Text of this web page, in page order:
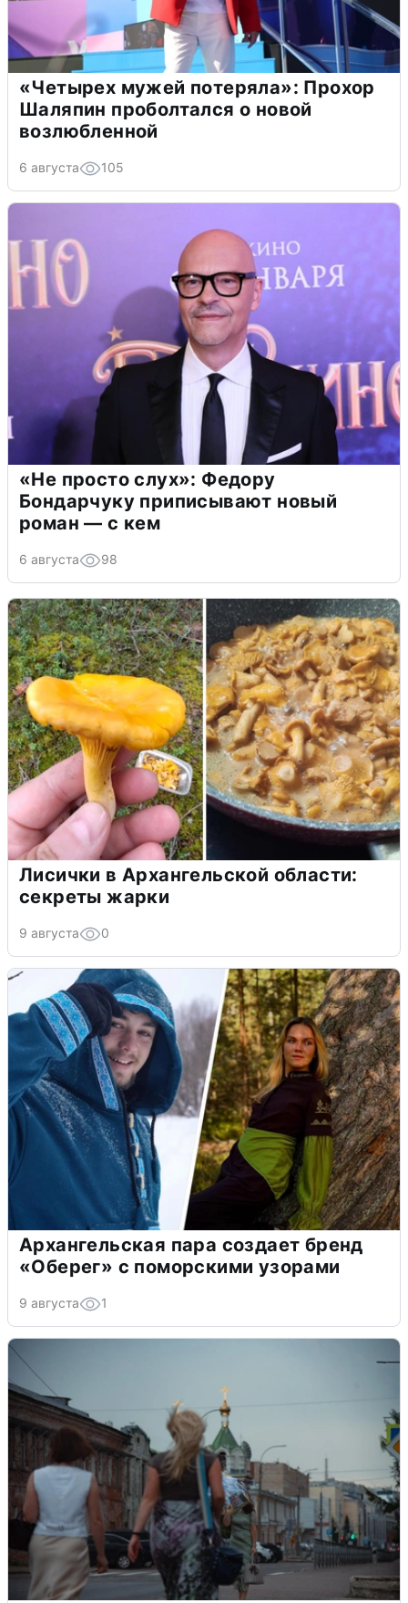
«Четырех мужей потеряла»: Прохор
Шаляпин проболтался о новой
возлюбленной
6 августа 105
«Не просто слух»: Федору
Бондарчуку приписывают новый
роман — с кем
6 августа 98
Лисички в Архангельской области:
секреты жарки
9 августа 0
Архангельская пара создает бренд
«Оберег» с поморскими узорами
9 августа 1